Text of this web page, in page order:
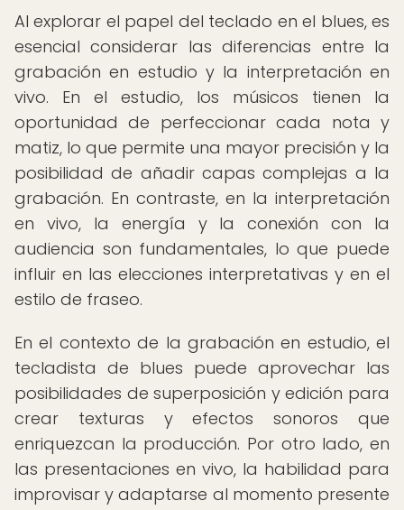
Al explorar el papel del teclado en el blues, es
esencial considerar las diferencias entre la
grabación en estudio y la interpretación en
vivo. En el estudio, los músicos tienen la
oportunidad de perfeccionar cada nota y
matiz, lo que permite una mayor precisión y la
posibilidad de añadir capas complejas a la
grabación. En contraste, en la interpretación
en vivo, la energía y la conexión con la
audiencia son fundamentales, lo que puede
influir en las elecciones interpretativas y en el
estilo de fraseo.
En el contexto de la grabación en estudio, el
tecladista de blues puede aprovechar las
posibilidades de superposición y edición para
crear texturas y efectos sonoros que
enriquezcan la producción. Por otro lado, en
las presentaciones en vivo, la habilidad para
improvisar y adaptarse al momento presente